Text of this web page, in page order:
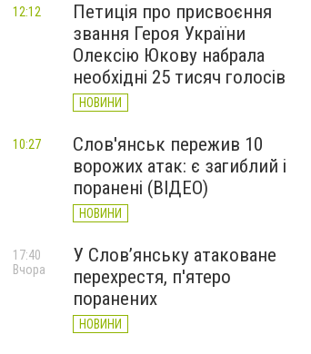
Петиція про присвоєння
звання Героя України
Олексію Юкову набрала
необхідні 25 тисяч голосів
НОВИНИ
12:12
Слов'янськ пережив 10
ворожих атак: є загиблий і
поранені (ВІДЕО)
НОВИНИ
10:27
У Слов’янську атаковане
перехрестя, п'ятеро
поранених
НОВИНИ
17:40
Вчора